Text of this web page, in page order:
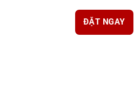
ĐẶT NGAY